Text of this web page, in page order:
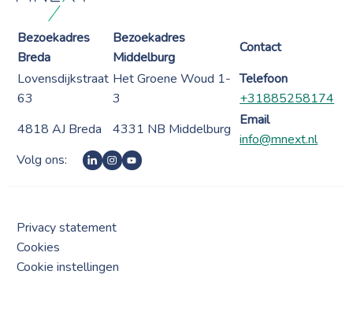
Bezoekadres
Breda
Bezoekadres
Middelburg
Contact
Lovensdijkstraat
63
Het Groene Woud 1-
3
Telefoon
+31885258174
4818 AJ Breda
4331 NB Middelburg
Email
info@mnext.nl
Volg ons:
Privacy statement
Cookies
Cookie instellingen